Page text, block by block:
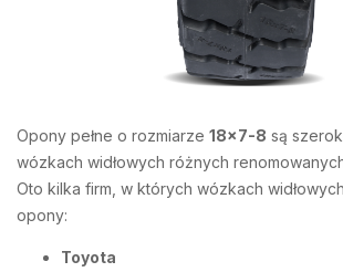
Opony pełne o rozmiarze 18×7-8 są
wózkach widłowych różnych
Oto kilka firm, w których wózkach
opony:
Toyota